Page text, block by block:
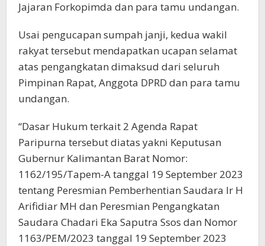
Jajaran Forkopimda dan para tamu undangan.
Usai pengucapan sumpah janji, kedua wakil
rakyat tersebut mendapatkan ucapan selamat
atas pengangkatan dimaksud dari seluruh
Pimpinan Rapat, Anggota DPRD dan para tamu
undangan.
“Dasar Hukum terkait 2 Agenda Rapat
Paripurna tersebut diatas yakni Keputusan
Gubernur Kalimantan Barat Nomor:
1162/195/Tapem-A tanggal 19 September 2023
tentang Peresmian Pemberhentian Saudara Ir H
Arifidiar MH dan Peresmian Pengangkatan
Saudara Chadari Eka Saputra Ssos dan Nomor
1163/PEM/2023 tanggal 19 September 2023